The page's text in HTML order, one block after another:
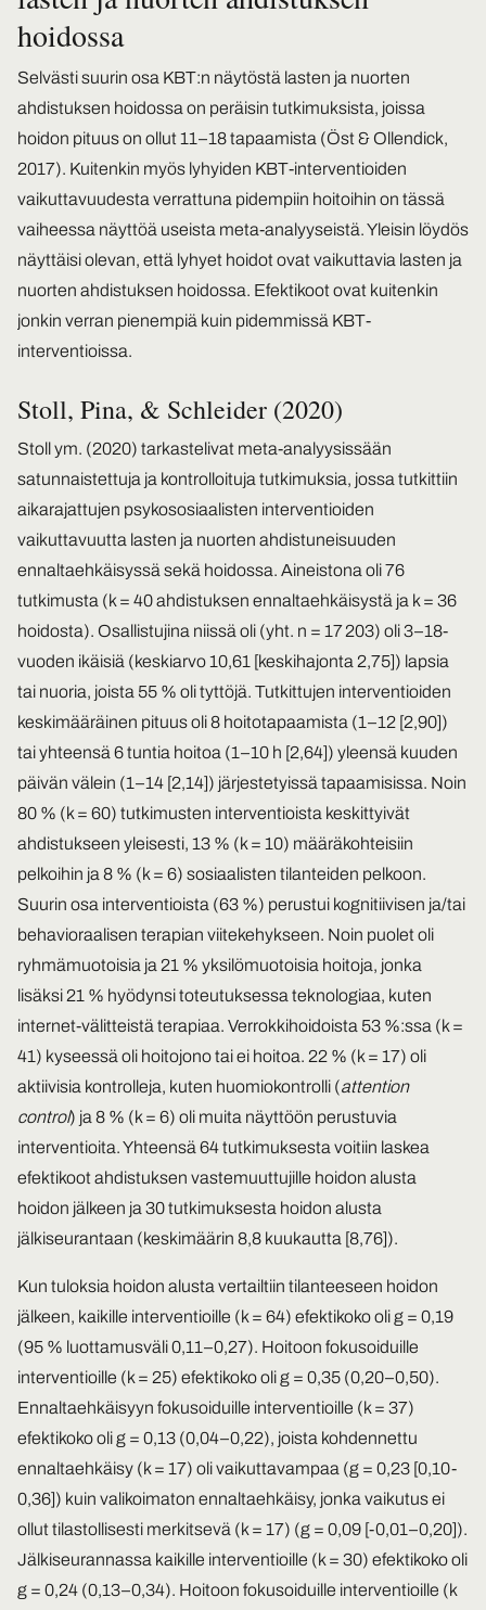
hoidossa
Selvästi suurin osa KBT:n näytöstä lasten ja nuorten
ahdistuksen hoidossa on peräisin tutkimuksista, joissa
hoidon pituus on ollut 11–18 tapaamista (Öst & Ollendick,
2017). Kuitenkin myös lyhyiden KBT-interventioiden
vaikuttavuudesta verrattuna pidempiin hoitoihin on tässä
vaiheessa näyttöä useista meta-analyyseistä. Yleisin löydös
näyttäisi olevan, että lyhyet hoidot ovat vaikuttavia lasten ja
nuorten ahdistuksen hoidossa. Efektikoot ovat kuitenkin
jonkin verran pienempiä kuin pidemmissä KBT-
interventioissa.
Stoll, Pina, & Schleider (2020)
Stoll ym. (2020) tarkastelivat meta-analyysissään
satunnaistettuja ja kontrolloituja tutkimuksia, jossa tutkittiin
aikarajattujen psykososiaalisten interventioiden
vaikuttavuutta lasten ja nuorten ahdistuneisuuden
ennaltaehkäisyssä sekä hoidossa. Aineistona oli 76
tutkimusta (k = 40 ahdistuksen ennaltaehkäisystä ja k = 36
hoidosta). Osallistujina niissä oli (yht. n = 17 203) oli 3–18-
vuoden ikäisiä (keskiarvo 10,61 [keskihajonta 2,75]) lapsia
tai nuoria, joista 55 % oli tyttöjä. Tutkittujen interventioiden
keskimääräinen pituus oli 8 hoitotapaamista (1–12 [2,90])
tai yhteensä 6 tuntia hoitoa (1–10 h [2,64]) yleensä kuuden
päivän välein (1–14 [2,14]) järjestetyissä tapaamisissa. Noin
80 % (k = 60) tutkimusten interventioista keskittyivät
ahdistukseen yleisesti, 13 % (k = 10) määräkohteisiin
pelkoihin ja 8 % (k = 6) sosiaalisten tilanteiden pelkoon.
Suurin osa interventioista (63 %) perustui kognitiivisen ja/tai
behavioraalisen terapian viitekehykseen. Noin puolet oli
ryhmämuotoisia ja 21 % yksilömuotoisia hoitoja, jonka
lisäksi 21 % hyödynsi toteutuksessa teknologiaa, kuten
internet-välitteistä terapiaa. Verrokkihoidoista 53 %:ssa (k =
41) kyseessä oli hoitojono tai ei hoitoa. 22 % (k = 17) oli
aktiivisia kontrolleja, kuten huomiokontrolli (attention
control) ja 8 % (k = 6) oli muita näyttöön perustuvia
interventioita. Yhteensä 64 tutkimuksesta voitiin laskea
efektikoot ahdistuksen vastemuuttujille hoidon alusta
hoidon jälkeen ja 30 tutkimuksesta hoidon alusta
jälkiseurantaan (keskimäärin 8,8 kuukautta [8,76]).
Kun tuloksia hoidon alusta vertailtiin tilanteeseen hoidon
jälkeen, kaikille interventioille (k = 64) efektikoko oli g = 0,19
(95 % luottamusväli 0,11–0,27). Hoitoon fokusoiduille
interventioille (k = 25) efektikoko oli g = 0,35 (0,20–0,50).
Ennaltaehkäisyyn fokusoiduille interventioille (k = 37)
efektikoko oli g = 0,13 (0,04–0,22), joista kohdennettu
ennaltaehkäisy (k = 17) oli vaikuttavampaa (g = 0,23 [0,10-
0,36]) kuin valikoimaton ennaltaehkäisy, jonka vaikutus ei
ollut tilastollisesti merkitsevä (k = 17) (g = 0,09 [-0,01–0,20]).
Jälkiseurannassa kaikille interventioille (k = 30) efektikoko oli
g = 0,24 (0,13–0,34). Hoitoon fokusoiduille interventioille (k